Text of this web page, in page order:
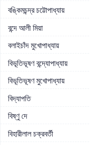
বঙ্কিমচন্দ্র চট্টোপাধ্যায়
বন্দে আলী মিয়া
বলাইচাঁদ মুখোপাধ্যায়
বিভূতিভূষণ বন্দ্যোপাধ্যায়
বিভূতিভূষণ মুখোপাধ্যায়
বিদ্যাপতি
বিষ্ণু দে
বিহারীলাল চক্রবর্তী